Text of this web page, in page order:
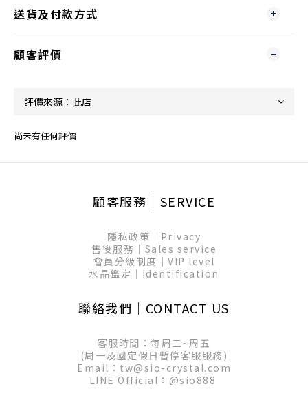
送貨及付款方式
顧客評價
尚未有任何評價
顧客服務│SERVICE
隱私政策│Privacy
售後服務│Sales service
會員分級制度│VIP level
水晶鑑定│Identification
聯絡我們│CONTACT US
客服時間：每周二~周五
(周一及國定假日暫停客服服務)
Email：tw@sio-crystal.com
LINE Official： @sio888